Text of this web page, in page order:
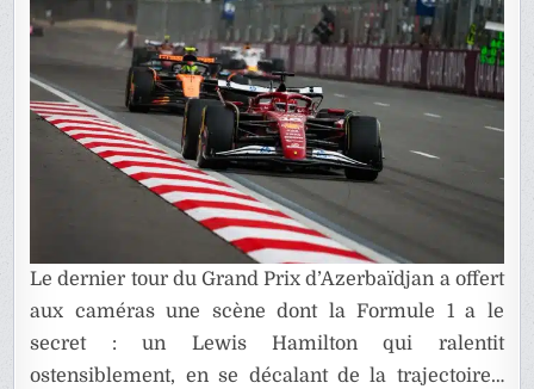
Le dernier tour du Grand Prix d’Azerbaïdjan a offert
aux caméras une scène dont la Formule 1 a le
secret : un Lewis Hamilton qui ralentit
ostensiblement, en se décalant de la trajectoire…